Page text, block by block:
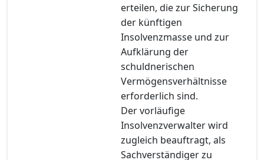
erteilen, die zur Sicherung
der künftigen
Insolvenzmasse und zur
Aufklärung der
schuldnerischen
Vermögensverhältnisse
erforderlich sind.
Der vorläufige
Insolvenzverwalter wird
zugleich beauftragt, als
Sachverständiger zu